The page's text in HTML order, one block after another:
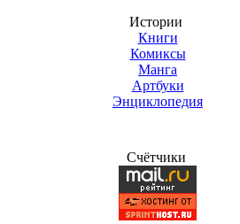
Истории
Книги
Комиксы
Манга
Артбуки
Энциклопедия
Счётчики